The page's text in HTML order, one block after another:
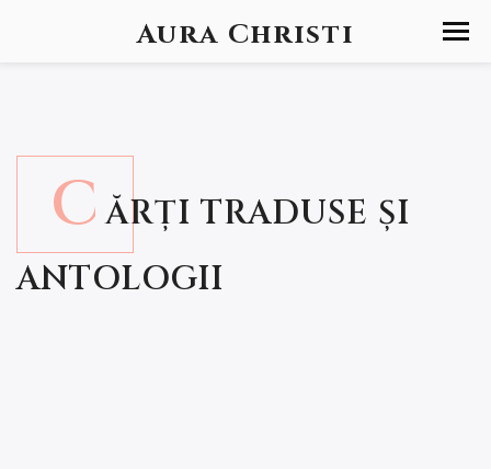
Aura Christi
C ĂRȚI TRADUSE ȘI
ANTOLOGII